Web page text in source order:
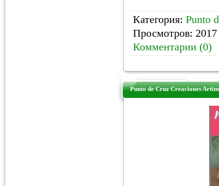
Категория: Punto
Просмотров:
Комментарии (0)
Punto de Cruz Creaciones